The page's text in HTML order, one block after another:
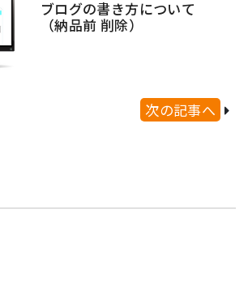
ブログの書き方について
（納品前 削除）
次の記事へ